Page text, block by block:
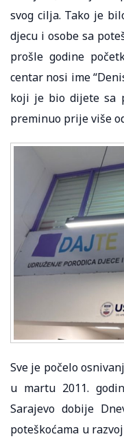
svog cilja. Tako je
djecu i osobe sa
prošle godine
centar nosi ime
koji je bio dijete sa
preminuo prije više
Sve je počelo
u martu 2011.
Sarajevo dobije
poteškoćama u